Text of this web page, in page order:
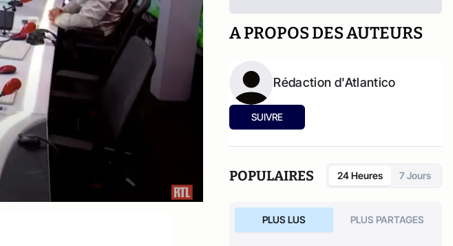
A PROPOS DES AUTEURS
Rédaction d'Atlantico
SUIVRE
POPULAIRES 24 Heures 7 Jours
PLUS LUS PLUS PARTAGES